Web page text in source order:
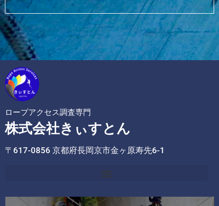
ロープアクセス調査専門
株式会社きぃすとん
〒617-0856 京都府長岡京市金ヶ原寿先6-1